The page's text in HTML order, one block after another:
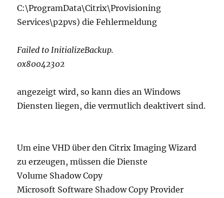
C:\ProgramData\Citrix\Provisioning
Services\p2pvs) die Fehlermeldung
Failed to InitializeBackup.
0x80042302
angezeigt wird, so kann dies an Windows
Diensten liegen, die vermutlich deaktivert sind.
Um eine VHD über den Citrix Imaging Wizard
zu erzeugen, müssen die Dienste
Volume Shadow Copy
Microsoft Software Shadow Copy Provider